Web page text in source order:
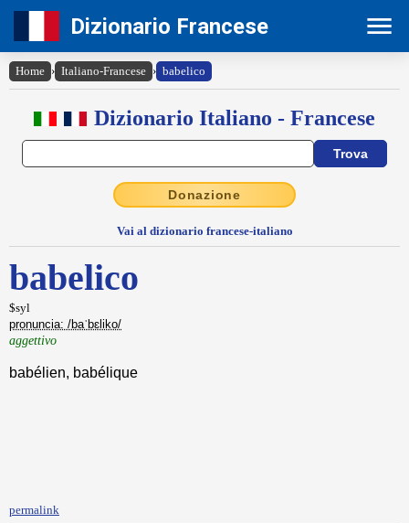
Dizionario Francese
Home › Italiano-Francese › babelico
Dizionario Italiano - Francese
Donazione
Vai al dizionario francese-italiano
babelico
$syl
pronuncia: /baˈbɛliko/
aggettivo
babélien, babélique
permalink